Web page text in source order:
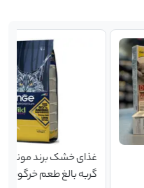
غذای خشک برند مونژه